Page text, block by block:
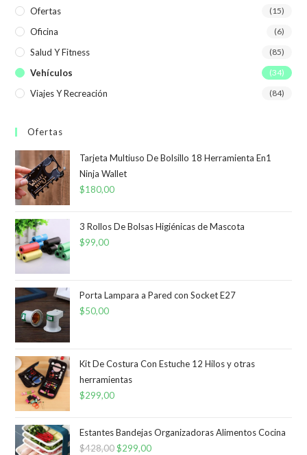
Ofertas (15)
Oficina (6)
Salud Y Fitness (85)
Vehículos (34)
Viajes Y Recreación (84)
Ofertas
Tarjeta Multiuso De Bolsillo 18 Herramienta En1
Ninja Wallet
$180,00
3 Rollos De Bolsas Higiénicas de Mascota
$99,00
Porta Lampara a Pared con Socket E27
$50,00
Kit De Costura Con Estuche 12 Hilos y otras
herramientas
$299,00
Estantes Bandejas Organizadoras Alimentos Cocina
$428,00El
$299,00El